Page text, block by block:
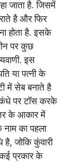
जाता है. जिसमें
है और फिर
होता है. इसके
पर कुछ
इस
या पत्नी के
में सेब बनाते है
पर टॉस करके
के आकार में
का पहला
जोकि कुंवारी
प्रकार के